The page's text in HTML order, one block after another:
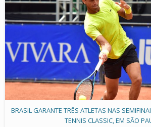
BRASIL GARANTE TRÊS ATLETAS NAS
TENNIS CLASSIC, EM SÃO